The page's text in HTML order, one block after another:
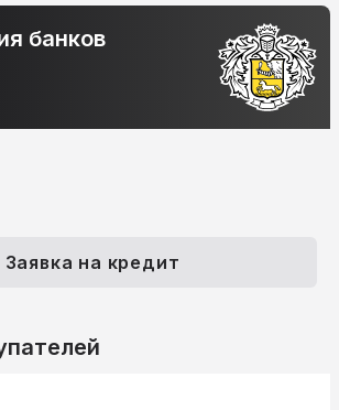
банков
Заявка на кредит